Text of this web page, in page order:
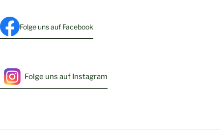
Folge uns auf Facebook
Folge uns auf Instagram